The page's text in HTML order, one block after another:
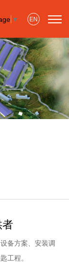
▼ EN
备方案、安装调
工程。